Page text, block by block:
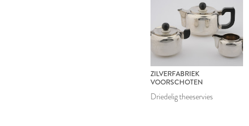
ZILVERFABRIEK
VOORSCHOTEN
Driedelig theeservies